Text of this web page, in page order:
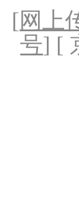
[网上
号] [